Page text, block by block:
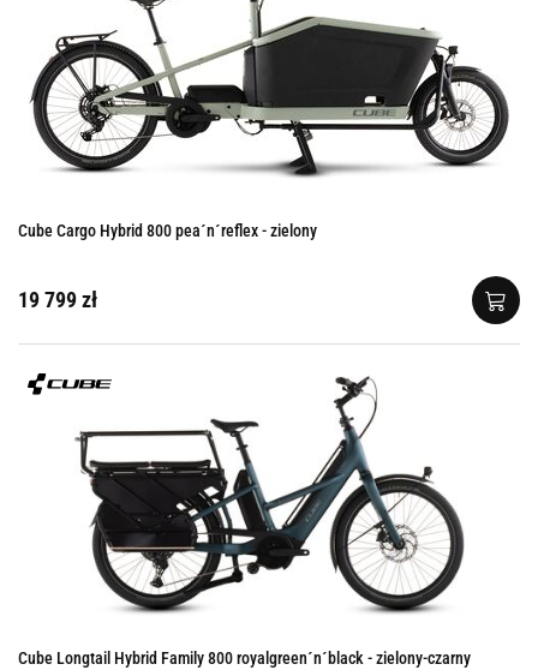
Cube Cargo Hybrid 800 pea´n´reflex - zielony
19 799 zł
Cube Longtail Hybrid Family 800 royalgreen´n´black - zielony-czarny